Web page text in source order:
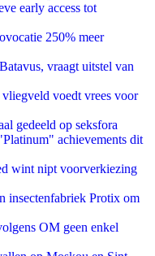
early access tot
250% meer
vraagt uitstel van
voedt vrees voor
gedeeld op seksfora
achievements dit
wint nipt voorverkiezing
insectenfabriek Protix om
OM geen enkel